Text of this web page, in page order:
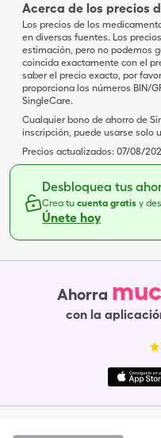
Acerca de los precios
Los precios de los
en diversas fuentes. Los
estimación, pero no podemos
coincida exactamente con el
saber el precio exacto, por
proporciona los números BIN/
SingleCare.
Cualquier bono de ahorro de
inscripción, puede usarse solo
Precios actualizados: 07/08/
Desbloquea tus
Crea tu cuenta gratis y
Únete hoy
Ahorra
con la